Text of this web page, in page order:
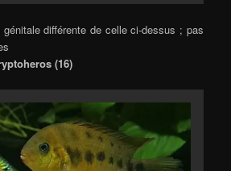
différente de celle ci-dessus ; pas
interorbitales
(16)